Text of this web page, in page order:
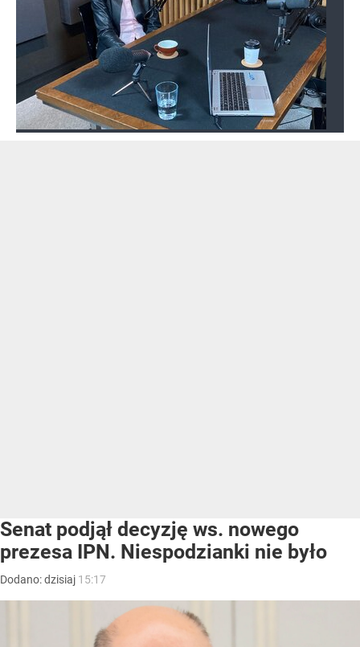
Senat podjął decyzję ws. nowego
prezesa IPN. Niespodzianki nie było
Dodano:dzisiaj 15:17